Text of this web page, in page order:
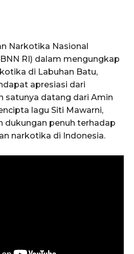
Narkotika Nasional
RI) dalam mengungkap
di Labuhan Batu,
apresiasi dari
satunya datang dari Amin
lagu Siti Mawarni,
dukungan penuh terhadap
narkotika di Indonesia.